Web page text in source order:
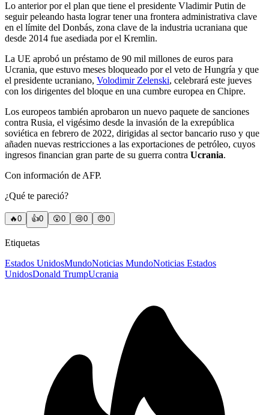
Lo anterior por el plan que tiene el presidente Vladimir Putin de
seguir peleando hasta lograr tener una frontera administrativa clave
en el límite del Donbás, zona clave de la industria ucraniana que
desde 2014 fue asediada por el Kremlin.
La UE aprobó un préstamo de 90 mil millones de euros para
Ucrania, que estuvo meses bloqueado por el veto de Hungría y que
el presidente ucraniano, Volodimir Zelenski, celebrará este jueves
con los dirigentes del bloque en una cumbre europea en Chipre.
Los europeos también aprobaron un nuevo paquete de sanciones
contra Rusia, el vigésimo desde la invasión de la exrepública
soviética en febrero de 2022, dirigidas al sector bancario ruso y que
añaden nuevas restricciones a las exportaciones de petróleo, cuyos
ingresos financian gran parte de su guerra contra Ucrania.
Con información de AFP.
¿Qué te pareció?
🔥0 👍0 😲0 😢0 😠0
Etiquetas
Estados UnidosMundoNoticias MundoNoticias Estados
UnidosDonald TrumpUcrania